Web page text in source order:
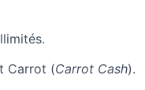
Carrot (Carrot Cash).